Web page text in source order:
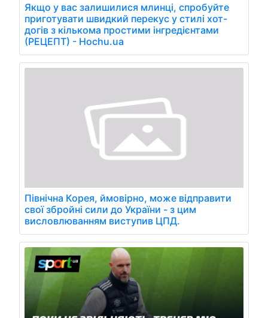
Якщо у вас залишилися млинці, спробуйте
приготувати швидкий перекус у стилі хот-
догів з кількома простими інгредієнтами
(РЕЦЕПТ) - Hochu.ua
Північна Корея, ймовірно, може відправити
свої збройні сили до України - з цим
висловлюванням виступив ЦПД.